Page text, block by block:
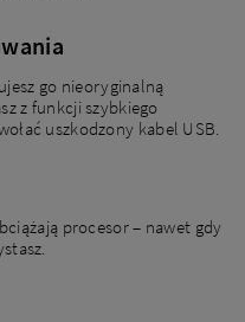
go nieoryginalną
z funkcji szybkiego
uszkodzony kabel USB.
procesor – nawet gdy